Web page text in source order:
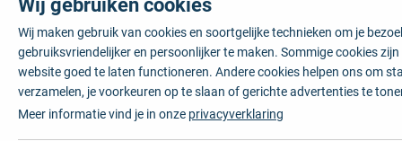
Wij maken gebruik van cookies en soortgelijke technieken om je
gebruiksvriendelijker en persoonlijker te maken. Sommige cookies
website goed te laten functioneren. Andere cookies helpen ons om
verzamelen, je voorkeuren op te slaan of gerichte advertenties te
Meer informatie vind je in onze privacyverklaring